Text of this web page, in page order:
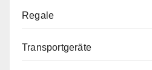
Regale
Transportgeräte